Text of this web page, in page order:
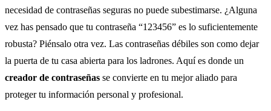
necesidad de contraseñas seguras no puede subestimarse. ¿Alguna
vez has pensado que tu contraseña “123456” es lo suficientemente
robusta? Piénsalo otra vez. Las contraseñas débiles son como dejar
la puerta de tu casa abierta para los ladrones. Aquí es donde un
creador de contraseñas se convierte en tu mejor aliado para
proteger tu información personal y profesional.